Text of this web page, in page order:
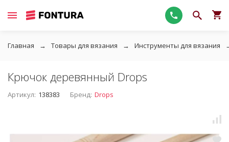
Главная Товары для вязания Инструменты для вязания
Крючок деревянный Drops
Артикул: 138383 Бренд: Drops